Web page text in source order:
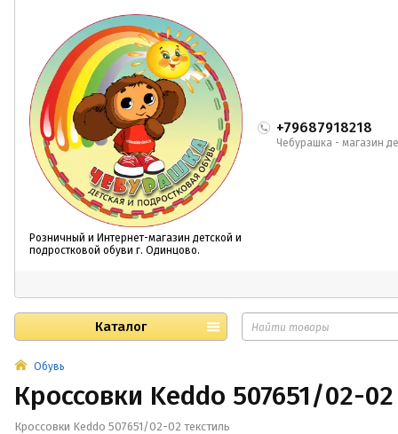
Розничный и Интернет-магазин детской и
подростковой обуви г. Одинцово.
+79687918218
Чебурашка - магазин
Каталог
Обувь
Кроссовки Keddo 507651/02-
Кроссовки Keddo 507651/02-02 текстиль